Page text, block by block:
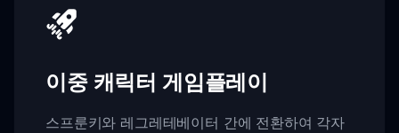
이중 캐릭터 게임플레이
스프룬키와 레그레테베이터 간에 전환하여 각자